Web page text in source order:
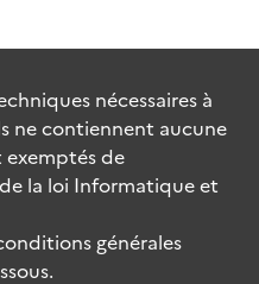
nécessaires à
ne contiennent aucune
exemptés de
la loi Informatique et
générales